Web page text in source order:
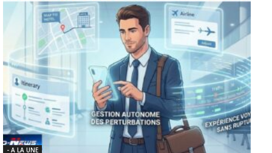
- A LA UNE